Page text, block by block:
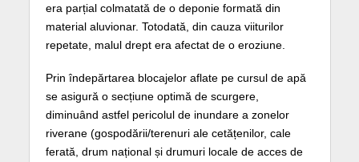
era parțial colmatată de o deponie formată din
material aluvionar. Totodată, din cauza viiturilor
repetate, malul drept era afectat de o eroziune.
Prin îndepărtarea blocajelor aflate pe cursul de apă
se asigură o secțiune optimă de scurgere,
diminuând astfel pericolul de inundare a zonelor
riverane (gospodării/terenuri ale cetățenilor, cale
ferată, drum național și drumuri locale de acces de